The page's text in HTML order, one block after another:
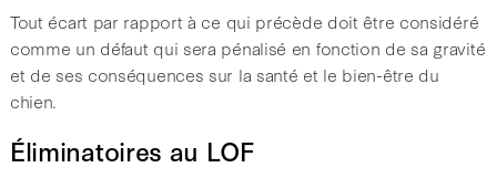
Tout écart par rapport à ce qui précède doit être considéré
comme un défaut qui sera pénalisé en fonction de sa gravité
et de ses conséquences sur la santé et le bien-être du
chien.
Éliminatoires au LOF